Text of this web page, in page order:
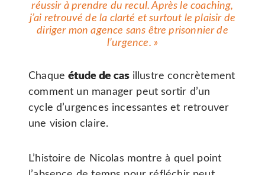
réussir à prendre du recul. Après le coaching,
j’ai retrouvé de la clarté et surtout le plaisir de
diriger mon agence sans être prisonnier de
l’urgence. »
Chaqueétude de casillustre concrètement
comment un manager peut sortir d’un
cycle d’urgences incessantes et retrouver
une vision claire.
L’histoire de Nicolas montre à quel point